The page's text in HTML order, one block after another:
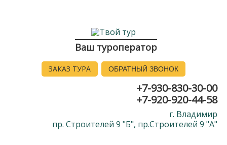
Ваш туроператор
ЗАКАЗ ТУРА ОБРАТНЫЙ ЗВОНОК
+7-930-830-30-00
+7-920-920-44-58
г. Владимир
пр. Строителей 9 "Б", пр.Строителей 9 "А"